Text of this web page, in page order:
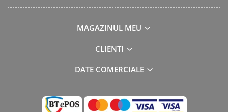
MAGAZINUL MEU
CLIENTI
DATE COMERCIALE